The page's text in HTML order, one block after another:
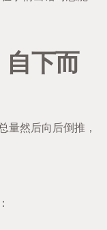
下而
量然后向后倒推，